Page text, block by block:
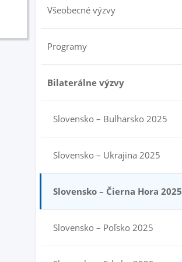
Všeobecné výzvy
Programy
Bilaterálne výzvy
Slovensko – Bulharsko 2025
Slovensko – Ukrajina 2025
Slovensko – Čierna Hora 2025
Slovensko – Poľsko 2025